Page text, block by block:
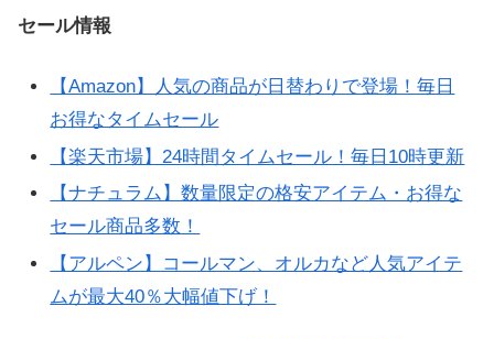
セール情報
【Amazon】人気の商品が日替わりで登場！毎日
お得なタイムセール
【楽天市場】24時間タイムセール！毎日10時更新
【ナチュラム】数量限定の格安アイテム・お得な
セール商品多数！
【アルペン】コールマン、オルカなど人気アイテ
ムが最大40％大幅値下げ！